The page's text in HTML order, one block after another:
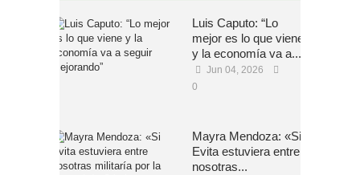
Luis Caputo: “Lo
mejor es lo que viene
y la economía va a...
Jun 04, 2026
0
Mayra Mendoza: «Si
Evita estuviera entre
nosotras...